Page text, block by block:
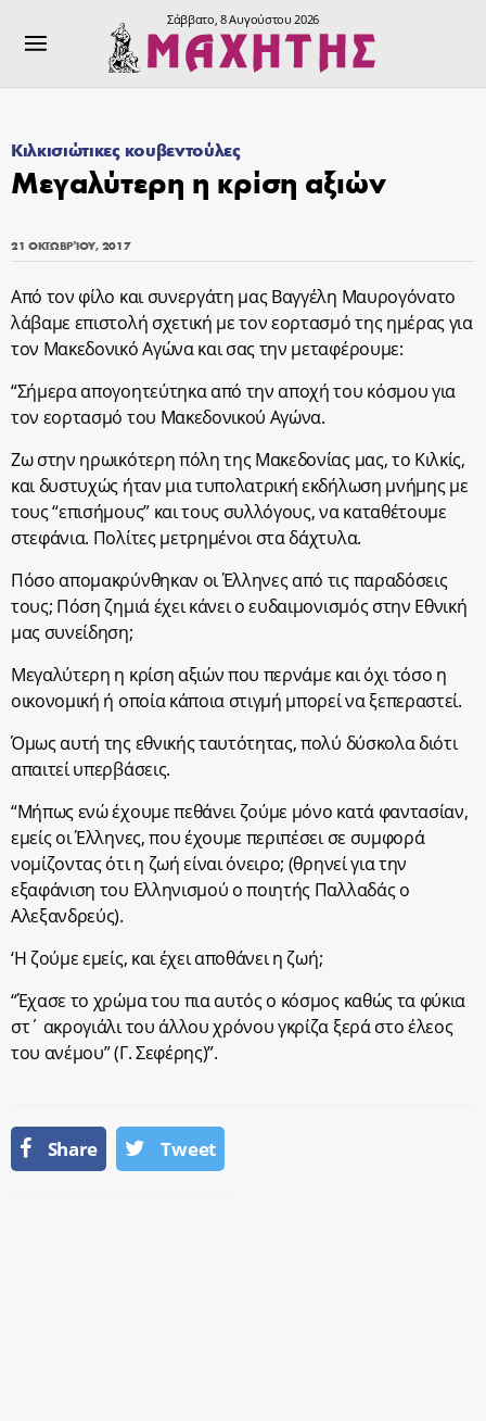
Σάββατο, 8 Αυγούστου 2026
Κιλκισιώτικες κουβεντούλες
Μεγαλύτερη η κρίση αξιών
21 ΟΚΤΩΒΡΊΟΥ, 2017
Από τον φίλο και συνεργάτη μας Βαγγέλη Μαυρογόνατο
λάβαμε επιστολή σχετική με τον εορτασμό της ημέρας για
τον Μακεδονικό Αγώνα και σας την μεταφέρουμε:
“Σήμερα απογοητεύτηκα από την αποχή του κόσμου για
τον εορτασμό του Μακεδονικού Αγώνα.
Ζω στην ηρωικότερη πόλη της Μακεδονίας μας, το Κιλκίς,
και δυστυχώς ήταν μια τυπολατρική εκδήλωση μνήμης με
τους “επισήμους” και τους συλλόγους, να καταθέτουμε
στεφάνια. Πολίτες μετρημένοι στα δάχτυλα.
Πόσο απομακρύνθηκαν οι Έλληνες από τις παραδόσεις
τους; Πόση ζημιά έχει κάνει ο ευδαιμονισμός στην Εθνική
μας συνείδηση;
Μεγαλύτερη η κρίση αξιών που περνάμε και όχι τόσο η
οικονομική ή οποία κάποια στιγμή μπορεί να ξεπεραστεί.
Όμως αυτή της εθνικής ταυτότητας, πολύ δύσκολα διότι
απαιτεί υπερβάσεις.
“Μήπως ενώ έχουμε πεθάνει ζούμε μόνο κατά φαντασίαν,
εμείς οι Έλληνες, που έχουμε περιπέσει σε συμφορά
νομίζοντας ότι η ζωή είναι όνειρο; (θρηνεί για την
εξαφάνιση του Ελληνισμού ο ποιητής Παλλαδάς ο
Αλεξανδρεύς).
‘Η ζούμε εμείς, και έχει αποθάνει η ζωή;
“Έχασε το χρώμα του πια αυτός ο κόσμος καθώς τα φύκια
στ΄ ακρογιάλι του άλλου χρόνου γκρίζα ξερά στο έλεος
του ανέμου” (Γ. Σεφέρης)”.
Share Tweet